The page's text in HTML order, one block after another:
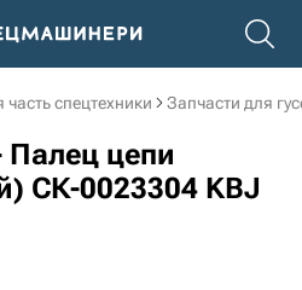
спецтехники Запчасти для
Палец цепи
СК-0023304 KBJ